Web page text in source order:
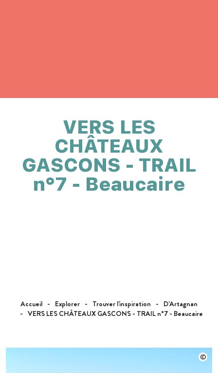
Accueil Explorer Trouver l'inspiration
D'Artagnan
VERS LES CHÂTEAUX GASCONS - TRAIL n°7 - Beaucaire
VERS LES
CHÂTEAUX
GASCONS - TRAIL
n°7 - Beaucaire